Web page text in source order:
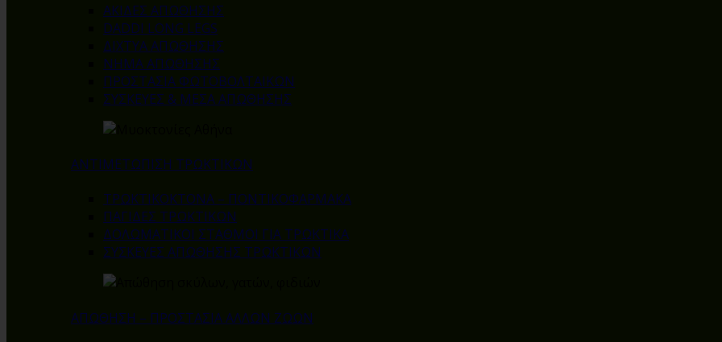
ΑΚΙΔΕΣ ΑΠΩΘΗΣΗΣ
DADDI LONG LEGS
ΔΙΧΤΥΑ ΑΠΩΘΗΣΗΣ
ΝΗΜΑ ΑΠΩΘΗΣΗΣ
ΠΡΟΣΤΑΣΙΑ ΦΩΤΟΒΟΛΤΑΙΚΩΝ
ΣΥΣΚΕΥΕΣ & ΜΕΣΑ ΑΠΩΘΗΣΗΣ
ΑΝΤΙΜΕΤΩΠΙΣΗ ΤΡΩΚΤΙΚΩΝ
ΤΡΩΚΤΙΚΟΚΤΟΝΑ – ΠΟΝΤΙΚΟΦΑΡΜΑΚA
ΠΑΓΙΔΕΣ ΤΡΩΚΤΙΚΩΝ
ΔΟΛΩΜΑΤΙΚΟΙ ΣΤΑΘΜΟΙ ΓΙΑ ΤΡΩΚΤΙΚΑ
ΣΥΣΚΕΥΕΣ ΑΠΩΘΗΣΗΣ ΤΡΩΚΤΙΚΩΝ
ΑΠΩΘΗΣΗ – ΠΡΟΣΤΑΣΙΑ ΑΛΛΩΝ ΖΩΩΝ